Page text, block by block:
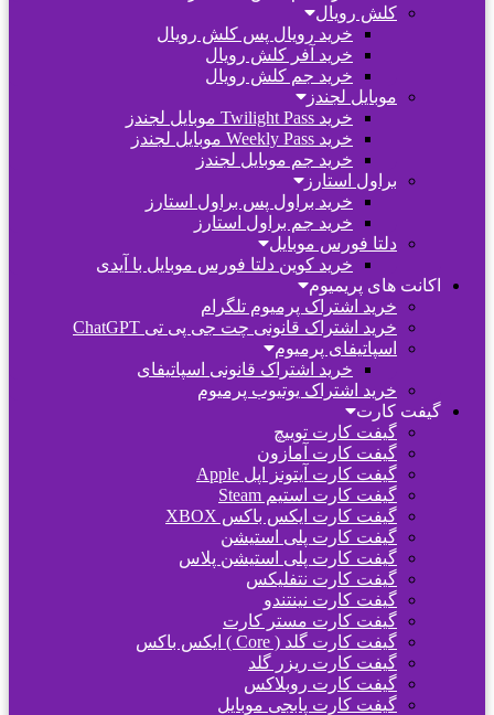
کلش رویال
خرید رویال پس کلش رویال
خرید آفر کلش رویال
خرید جم کلش رویال
موبایل لجندز
خرید Twilight Pass موبایل لجندز
خرید Weekly Pass موبایل لجندز
خرید جم موبایل لجندز
براول استارز
خرید براول پس براول استارز
خرید جم براول استارز
دلتا فورس موبایل
خرید کوین دلتا فورس موبایل با آیدی
اکانت های پریمیوم
خرید اشتراک پرمیوم تلگرام
خرید اشتراک قانونی چت جی پی تی ChatGPT
اسپاتیفای پرمیوم
خرید اشتراک قانونی اسپاتیفای
خرید اشتراک یوتیوب پرمیوم
گیفت کارت
گیفت کارت توییچ
گیفت کارت آمازون
گیفت کارت آیتونز اپل Apple
گیفت کارت استیم Steam
گیفت کارت ایکس باکس XBOX
گیفت کارت پلی استیشن
گیفت کارت پلی استیشن پلاس
گیفت کارت نتفلیکس
گیفت کارت نینتندو
گیفت کارت مستر کارت
گیفت کارت گلد ( Core ) ایکس باکس
گیفت کارت ریزر گلد
گیفت کارت روبلاکس
گیفت کارت پابجی موبایل